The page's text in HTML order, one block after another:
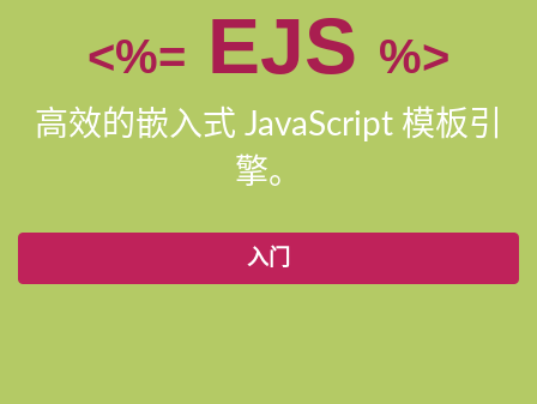
<%= EJS %>
高效的嵌入式 JavaScript 模板引
擎。
入门